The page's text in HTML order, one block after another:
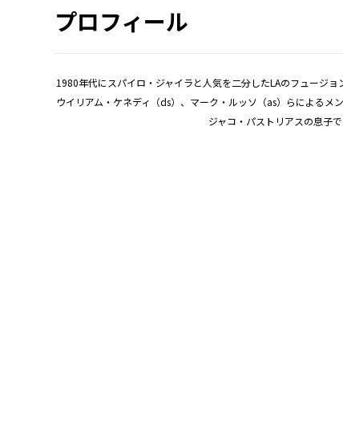
プロフィール
1980年代にスパイロ・ジャイラと人気を二分したLAのフュージ
ウイリアム・ケネディ（ds）、マーク・ルッソ（as）らによる
ジャコ・パストリアスの息子